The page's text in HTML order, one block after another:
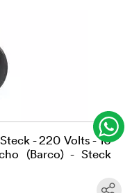
- 220 Volts - 16
(Barco) - Steck